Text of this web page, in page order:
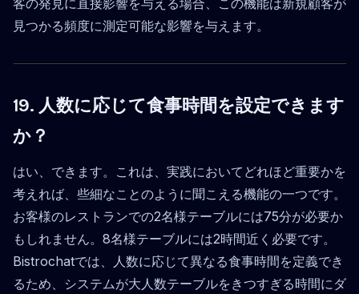
客の発見に直接影響を与える場合、この機能は新規顧客が
見つかる頻度に測定可能な影響を与えます。
19. 人数に応じて食事時間を設定できます
か？
はい、できます。これは、実践においてどれほど重要かを
考えれば、些細なことのように聞こえる機能の一つです。
お客様のレストランでの2名様テーブルには75分が必要か
もしれません。8名様テーブルには2時間近く必要です。
Bistrochatでは、人数に応じて異なる食事時間を定義でき
るため、システムが大人数テーブルをきつすぎる時間にダ